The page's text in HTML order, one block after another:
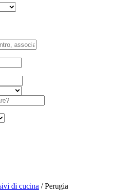
di cucina / Perugia